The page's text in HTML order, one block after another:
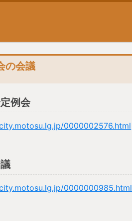
の会議
例会
0000002576.html
0000000985.html